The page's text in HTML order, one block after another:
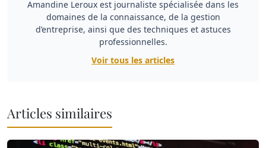
Amandine Leroux est journaliste spécialisée dans les
domaines de la connaissance, de la gestion
d’entreprise, ainsi que des techniques et astuces
professionnelles.
Voir tous les articles
Articles similaires